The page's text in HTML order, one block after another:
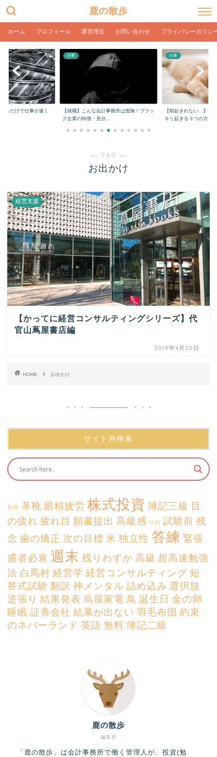
鹿の散歩
ホーム プロフィール 運営理念 お問い合わせ プライバシーポリシ
るだけで仕事が速く
仕事
【就職】こんな会計事務所は危険！ブラッ
ク企業の特徴・見分...
仕事
【朝起きれない…】学
キリ起きる３つの方...
― TAG ―
お出かけ
経営支援
【かってに経営コンサルティングシリーズ】代
官山蔦屋書店編
2019年4月20日
HOME お出かけ
サイト内検索
長野 革靴 眼精疲労 株式投資 簿記三級 目
の疲れ 疲れ目 願書提出 高級感 行列 試験前 残
念 歯の矯正 次の目標 米 独立性 答練 緊張
盛者必衰 週末 残りわずか 高級 超高速勉強
法 白馬村 経営学 経営コンサルティング 短
答式試験 翻訳 神メンタル 詰め込み 選択肢
逆張り 結果発表 蔦屋家電 鳥 誕生日 金の卵
睡眠 証券会社 結果が出ない 羽毛布団 約束
のネバーランド 英語 無料 簿記二級
編集部
鹿の散歩
「鹿の散歩」は会計事務所で働く管理人が、投資(勉